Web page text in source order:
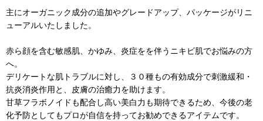
主にオーガニック成分の追加やグレードアップ、パッケージがリニ
ューアルいたしました。
赤ら顔を含む敏感肌、かゆみ、炎症をを伴うニキビ肌でお悩みの方
へ。
デリケートな肌トラブルに対し、３０種もの有効成分で刺激緩和・
抗炎消炎作用と、皮膚の治癒力を助けます。
甘草フラボノイドも配合し高い美白力も期待できるため、今後の老
化予防としてもプロが自信を持ってお勧めできるアイテムです。